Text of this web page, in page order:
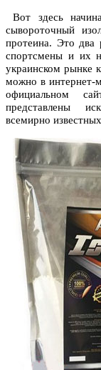
Вот здесь
сывороточный
протеина. Это два
спортсмены и их
украинском рынке
можно в интернет-
официальном
представлены
всемирно